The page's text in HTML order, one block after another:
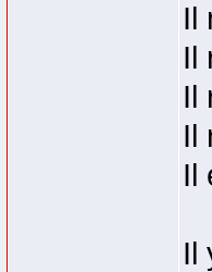
Il
Il
Il
Il
Il
Il